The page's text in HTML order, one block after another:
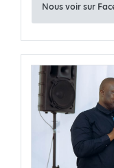
Nous voir sur